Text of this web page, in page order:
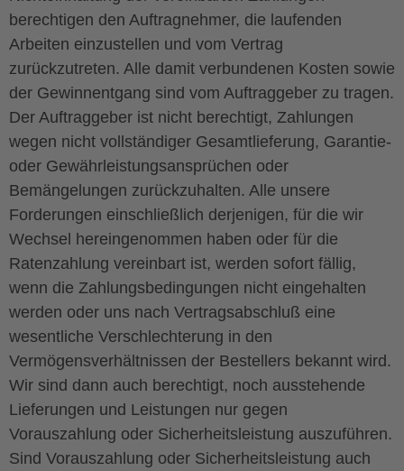
berechtigen den Auftragnehmer, die laufenden
Arbeiten einzustellen und vom Vertrag
zurückzutreten. Alle damit verbundenen Kosten sowie
der Gewinnentgang sind vom Auftraggeber zu tragen.
Der Auftraggeber ist nicht berechtigt, Zahlungen
wegen nicht vollständiger Gesamtlieferung, Garantie-
oder Gewährleistungsansprüchen oder
Bemängelungen zurückzuhalten. Alle unsere
Forderungen einschließlich derjenigen, für die wir
Wechsel hereingenommen haben oder für die
Ratenzahlung vereinbart ist, werden sofort fällig,
wenn die Zahlungsbedingungen nicht eingehalten
werden oder uns nach Vertragsabschluß eine
wesentliche Verschlechterung in den
Vermögensverhältnissen der Bestellers bekannt wird.
Wir sind dann auch berechtigt, noch ausstehende
Lieferungen und Leistungen nur gegen
Vorauszahlung oder Sicherheitsleistung auszuführen.
Sind Vorauszahlung oder Sicherheitsleistung auch